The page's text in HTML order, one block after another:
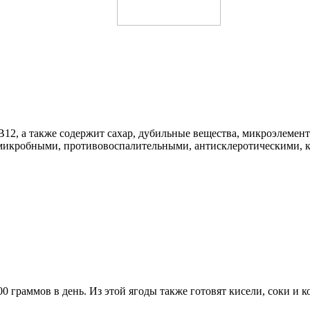
а также содержит сахар, дубильные вещества,
противовоспалительными,
граммов в день. Из этой ягоды также готовят кисели, соки и